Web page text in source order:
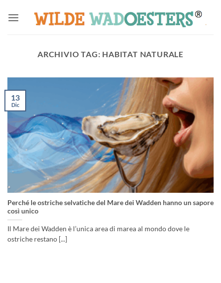
ARCHIVIO TAG: HABITAT NATURALE
Perché le ostriche selvatiche del Mare dei Wadden hanno un sapore
così unico
Il Mare dei Wadden è l’unica area di marea al mondo dove le
ostriche restano [...]
13
Dic